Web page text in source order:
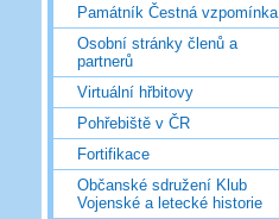
Památník Čestná vzpomínka
Osobní stránky členů a
partnerů
Virtuální hřbitovy
Pohřebiště v ČR
Fortifikace
Občanské sdružení Klub
Vojenské a letecké historie